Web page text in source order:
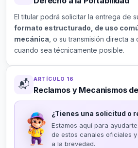
El titular podrá solicitar la entrega de
formato estructurado, de uso
mecánica , o su transmisión directa
cuando sea técnicamente posible.
📬 ARTÍCULO 16
Reclamos y Mecanismos
¿Tienes una solicitud o
Estamos aquí para
de estos canales oficiales
a la brevedad.